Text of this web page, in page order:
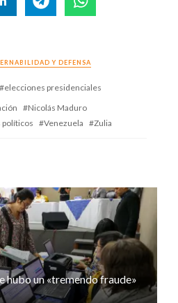
Y DEFENSA
elecciones presidenciales
Nicolás Maduro
políticos Venezuela Zulia
hubo un «tremendo fraude»